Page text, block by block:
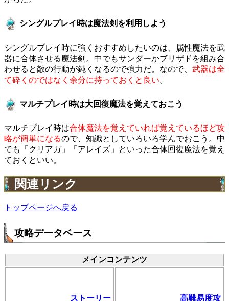
シングルプレイ時は魔法剣を利用しよう
シングルプレイ時に強くおすすめしたいのは、属性魔法を武
器に合体させる魔法剣。中でもサンダーかブリザドを組み合
わせると敵の行動が鈍くなるので強力だ。なので、 武器は全
て砕くのではなく余分に持っておくと良い。
マルチプレイ時は大回復魔法を覚えておこう
マルチプレイ時は合体魔法を覚えていれば覚えているほど攻
略が簡単になるので、知識としていろいろ学んでおこう。中
でも「クリアガ」「アレイズ」といった合体回復魔法を覚え
ておくといい。
関連リンク
トップページへ戻る
攻略データベース
メインコンテンツ
ストーリー 高難易度攻